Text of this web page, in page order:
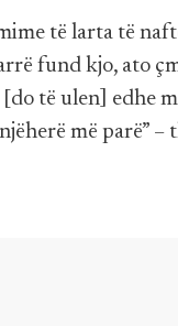
të larta të
fund kjo, ato
[do të ulen] edhe
më parë” –